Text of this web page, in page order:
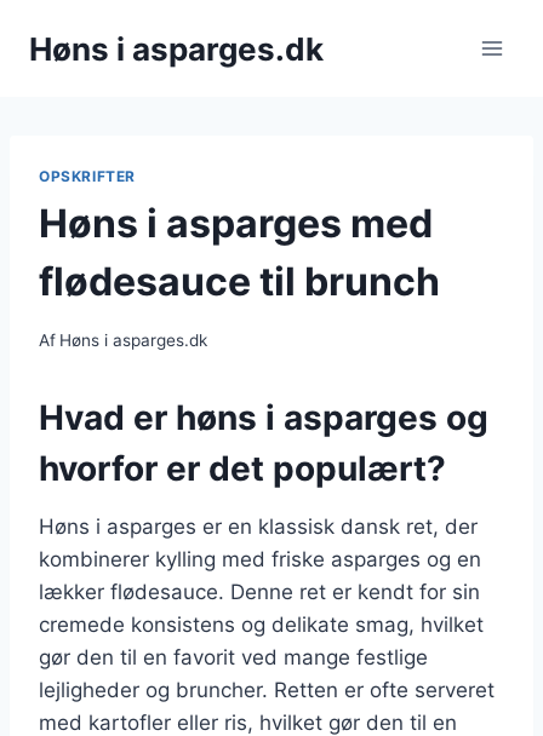
Høns i asparges.dk
OPSKRIFTER
Høns i asparges med
flødesauce til brunch
Af Høns i asparges.dk
Hvad er høns i asparges og
hvorfor er det populært?
Høns i asparges er en klassisk dansk ret, der
kombinerer kylling med friske asparges og en
lækker flødesauce. Denne ret er kendt for sin
cremede konsistens og delikate smag, hvilket
gør den til en favorit ved mange festlige
lejligheder og bruncher. Retten er ofte serveret
med kartofler eller ris, hvilket gør den til en